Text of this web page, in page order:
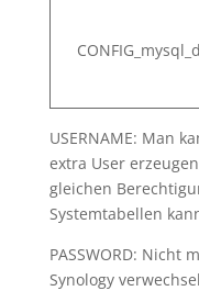
USERNAME: Man
extra User
gleichen
Systemtabellen
PASSWORD: Nicht
Synology